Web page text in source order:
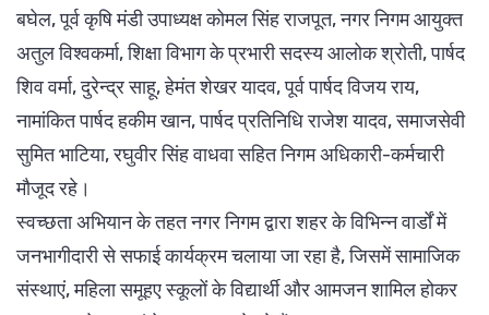
बघेल, पूर्व कृषि मंडी उपाध्यक्ष कोमल सिंह राजपूत, नगर निगम आयुक्त
अतुल विश्वकर्मा, शिक्षा विभाग के प्रभारी सदस्य आलोक श्रोती, पार्षद
शिव वर्मा, दुरेन्द्र साहू, हेमंत शेखर यादव, पूर्व पार्षद विजय राय,
नामांकित पार्षद हकीम खान, पार्षद प्रतिनिधि राजेश यादव, समाजसेवी
सुमित भाटिया, रघुवीर सिंह वाधवा सहित निगम अधिकारी-कर्मचारी
मौजूद रहे।
स्वच्छता अभियान के तहत नगर निगम द्वारा शहर के विभिन्न वार्डों में
जनभागीदारी से सफाई कार्यक्रम चलाया जा रहा है, जिसमें सामाजिक
संस्थाएं, महिला समूहए स्कूलों के विद्यार्थी और आमजन शामिल होकर